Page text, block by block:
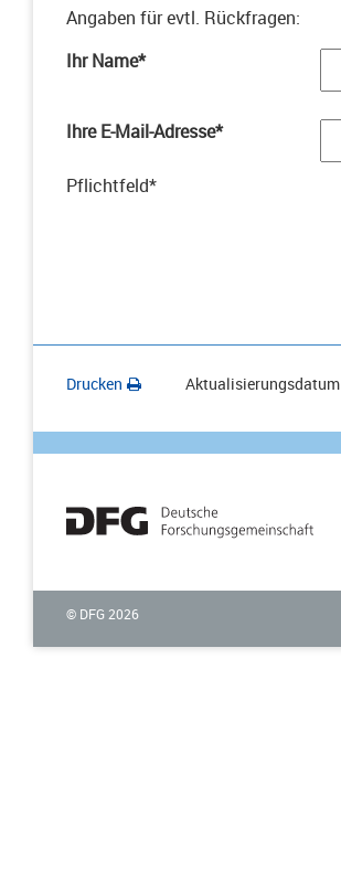
Angaben für evtl. Rückfragen:
Ihr Name*
Ihre E-Mail-Adresse*
Pflichtfeld*
Drucken Aktualisierungsdatum
© DFG 2026